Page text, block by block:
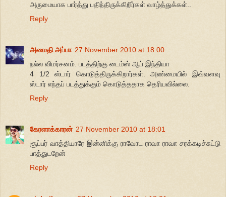
அருமையாக பார்த்து பதிந்திருக்கிறிர்கள் வாழ்த்துக்கள்..
Reply
அமைதி அப்பா 27 November 2010 at 18:00
நல்ல விமர்சனம். படத்திற்கு டைம்ஸ் ஆப் இந்தியா
4 1/2 ஸ்டார் கொடுத்திருக்கிறார்கள். அண்மையில் இவ்வளவு
ஸ்டார் எந்தப் படத்துக்கும் கொடுத்ததாக தெரியவில்லை.
Reply
கேரளாக்காரன் 27 November 2010 at 18:01
சூப்பர் வாத்தியாரே இன்னிக்கு ராவோட ராவா ராவா சரக்கடிச்சுட்டு
பாத்துடறேன்
Reply